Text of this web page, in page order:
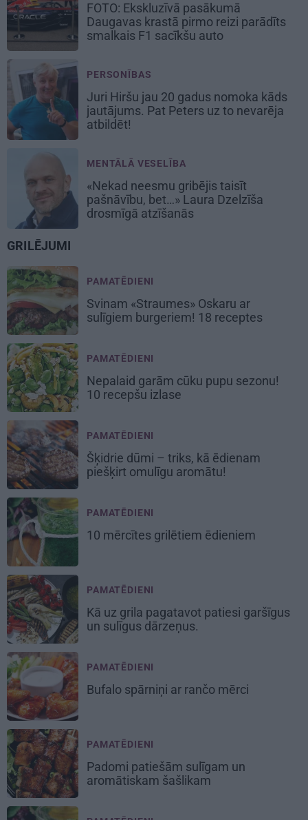
FOTO: Ekskluzīvā pasākumā
Daugavas krastā pirmo reizi parādīts
smalkais F1 sacīkšu auto
PERSONĪBAS
Juri Hiršu jau 20 gadus nomoka kāds
jautājums. Pat Peters uz to nevarēja
atbildēt!
MENTĀLĀ VESELĪBA
«Nekad neesmu gribējis taisīt
pašnāvību, bet…» Laura Dzelzīša
drosmīgā atzīšanās
GRILĒJUMI
PAMATĒDIENI
Svinam «Straumes» Oskaru ar
sulīgiem burgeriem! 18 receptes
PAMATĒDIENI
Nepalaid garām cūku pupu sezonu!
10 recepšu izlase
PAMATĒDIENI
Šķidrie dūmi – triks, kā ēdienam
piešķirt omulīgu aromātu!
PAMATĒDIENI
10 mērcītes grilētiem ēdieniem
PAMATĒDIENI
Kā uz grila pagatavot patiesi garšīgus
un sulīgus dārzeņus.
PAMATĒDIENI
Bufalo spārniņi ar rančo mērci
PAMATĒDIENI
Padomi patiešām sulīgam un
aromātiskam šašlikam